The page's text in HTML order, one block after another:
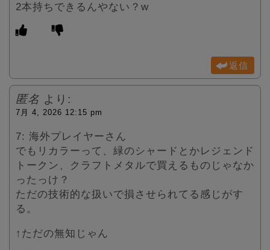
2本持ちできるんやない？w
返信
匿名 より:
7月 4, 2026 12:15 pm
7: 海外プレイヤーさん
でもリカラーって、緑のシャードとかレジェンド
トークン、クラフトメタルで買えるものじゃなか
ったっけ？
ただの技術的な扱いで損させられてる感じがす
る。
↑ただの無知じゃん